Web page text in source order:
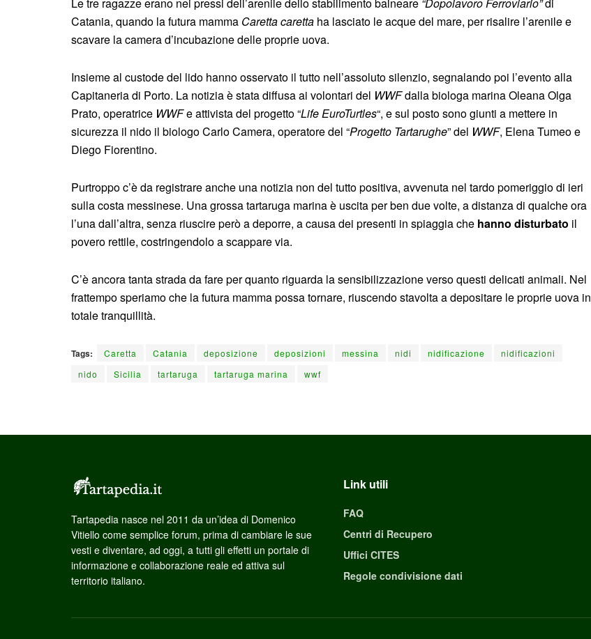
Catania, quando la futura mamma Caretta caretta ha lasciato le acque del mare, per risalire l’arenile e
scavare la camera d’incubazione delle proprie uova.
Insieme al custode del lido hanno osservato il tutto nell’assoluto silenzio, segnalando poi l’evento alla
Capitaneria di Porto. La notizia è stata diffusa ai volontari del WWFdalla biologa marina Oleana Olga
Prato, operatrice WWFe attivista del progetto “Life EuroTurtles“, e sul posto sono giunti a mettere in
sicurezza il nido il biologo Carlo Camera, operatore del “Progetto Tartarughe” del WWF, Elena Tumeo e
Diego Fiorentino.
Purtroppo c’è da registrare anche una notizia non del tutto positiva, avvenuta nel tardo pomeriggio di ieri
sulla costa messinese. Una grossa tartaruga marina è uscita per ben due volte, a distanza di qualche ora
l’una dall’altra, senza riuscire però a deporre, a causa dei presenti in spiaggia che hanno disturbato il
povero rettile, costringendolo a scappare via.
C’è ancora tanta strada da fare per quanto riguarda la sensibilizzazione verso questi delicati animali. Nel
frattempo speriamo che la futura mamma possa tornare, riuscendo stavolta a depositare le proprie uova in
totale tranquillità.
Tags: Caretta Catania deposizione deposizioni messina nidi nidificazione
nidificazioni
nido
Sicilia tartaruga tartaruga marina wwf
Tartapedia nasce nel 2011 da un’idea di Domenico
Vitiello come semplice forum, prima di cambiare le sue
vesti e diventare, ad oggi, a tutti gli effetti un portale di
informazione e collaborazione reale ed attiva sul
territorio italiano.
Link utili
FAQ
Centri di Recupero
Uffici CITES
Regole condivisione dati